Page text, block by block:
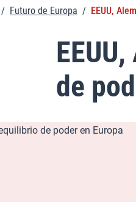
/ Futuro de Europa / EEUU,
de